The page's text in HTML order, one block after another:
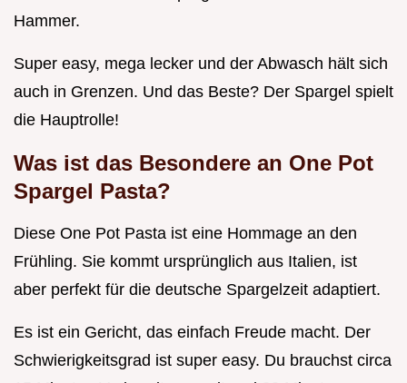
Hammer.
Super easy, mega lecker und der Abwasch hält sich
auch in Grenzen. Und das Beste? Der Spargel spielt
die Hauptrolle!
Was ist das Besondere an One Pot
Spargel Pasta?
Diese One Pot Pasta ist eine Hommage an den
Frühling. Sie kommt ursprünglich aus Italien, ist
aber perfekt für die deutsche Spargelzeit adaptiert.
Es ist ein Gericht, das einfach Freude macht. Der
Schwierigkeitsgrad ist super easy. Du brauchst circa